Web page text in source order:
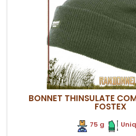
BONNET THINSULATE
FOSTEX
75 g